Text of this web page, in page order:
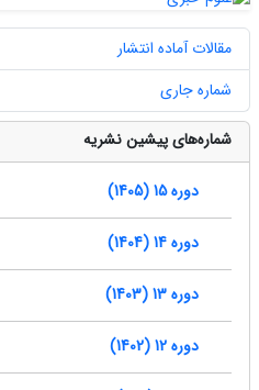
مقالات آماده انتشار
شماره جاری
شماره‌های پیشین نشریه
دوره 15 (1405)
دوره 14 (1404)
دوره 13 (1403)
دوره 12 (1402)